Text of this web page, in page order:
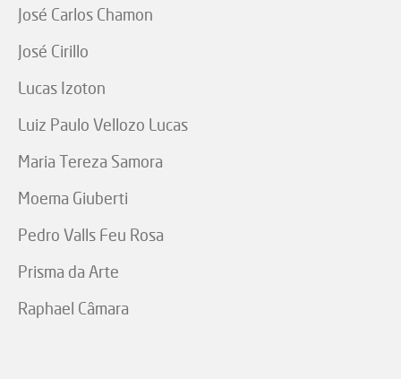
José Carlos Chamon
José Cirillo
Lucas Izoton
Luiz Paulo Vellozo Lucas
Maria Tereza Samora
Moema Giuberti
Pedro Valls Feu Rosa
Prisma da Arte
Raphael Câmara